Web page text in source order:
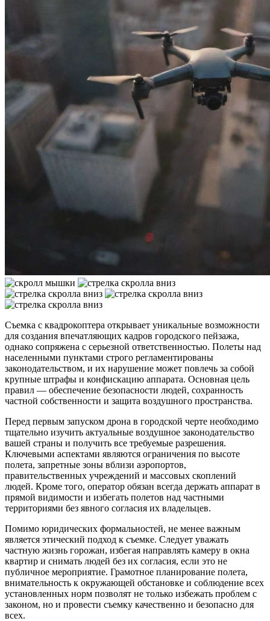
Съемка с квадрокоптера открывает уникальные возможности
для создания впечатляющих кадров городского пейзажа,
однако сопряжена с серьезной ответственностью. Полеты над
населенными пунктами строго регламентированы
законодательством, и их нарушение может повлечь за собой
крупные штрафы и конфискацию аппарата. Основная цель
правил — обеспечение безопасности людей, сохранность
частной собственности и защита воздушного пространства.
Перед первым запуском дрона в городской черте необходимо
тщательно изучить актуальные воздушное законодательство
вашей страны и получить все требуемые разрешения.
Ключевыми аспектами являются ограничения по высоте
полета, запретные зоны вблизи аэропортов,
правительственных учреждений и массовых скоплений
людей. Кроме того, оператор обязан всегда держать аппарат в
прямой видимости и избегать полетов над частными
территориями без явного согласия их владельцев.
Помимо юридических формальностей, не менее важным
является этический подход к съемке. Следует уважать
частную жизнь горожан, избегая направлять камеру в окна
квартир и снимать людей без их согласия, если это не
публичное мероприятие. Грамотное планирование полета,
внимательность к окружающей обстановке и соблюдение всех
установленных норм позволят не только избежать проблем с
законом, но и провести съемку качественно и безопасно для
всех.